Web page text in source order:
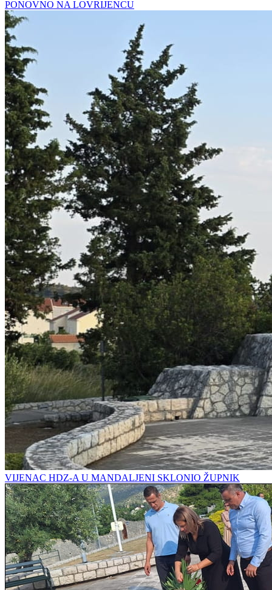
PONOVNO NA LOVRIJENCU
VIJENAC HDZ-A U MANDALJENI SKLONIO ŽUPNIK